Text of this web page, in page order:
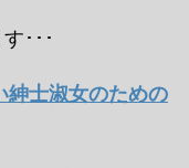
･･･
紳士淑女のための